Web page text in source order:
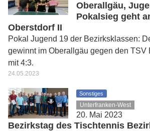
Oberallgäu,
Pokalsieg geht
Oberstdorf II
Pokal Jugend 19 der Bezirksklassen:
gewinnt im Oberallgäu gegen den TSV
mit 4:3.
24.05.2023
Sonstiges
Unterfranken-West
20. Mai 2023
Bezirkstag des Tischtennis